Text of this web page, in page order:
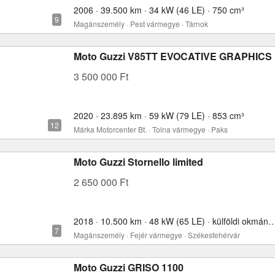
2006 · 39.500 km · 34 kW (46 LE) · 750 cm³
Magánszemély · Pest vármegye · Tárnok
Moto Guzzi V85TT EVOCATIVE GRAPHICS
3 500 000 Ft
2020 · 23.895 km · 59 kW (79 LE) · 853 cm³
Márka Motorcenter Bt. · Tolna vármegye · Paks
Moto Guzzi Stornello limited
2 650 000 Ft
2018 · 10.500 km · 48 kW (65 LE) ·
Magánszemély · Fejér vármegye · Székesfehérvár
Moto Guzzi GRISO 1100